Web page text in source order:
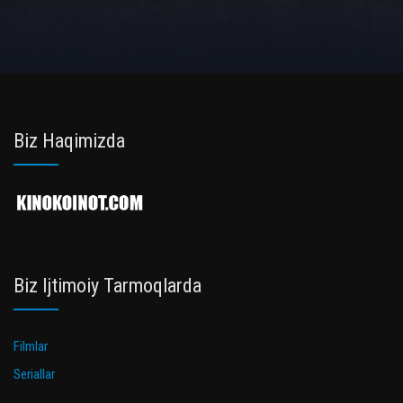
Biz Haqimizda
Biz Ijtimoiy Tarmoqlarda
Filmlar
Seriallar